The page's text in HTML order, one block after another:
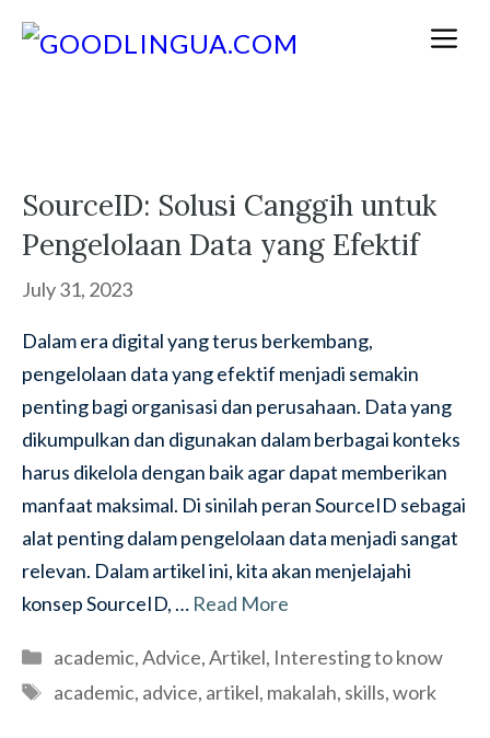
SourceID: Solusi Canggih untuk
Pengelolaan Data yang Efektif
July 31, 2023
Dalam era digital yang terus berkembang,
pengelolaan data yang efektif menjadi semakin
penting bagi organisasi dan perusahaan. Data yang
dikumpulkan dan digunakan dalam berbagai konteks
harus dikelola dengan baik agar dapat memberikan
manfaat maksimal. Di sinilah peran SourceID sebagai
alat penting dalam pengelolaan data menjadi sangat
relevan. Dalam artikel ini, kita akan menjelajahi
konsep SourceID, … Read More
Categories
academic,Advice,Artikel, Interesting to know
Tags
academic, advice, artikel, makalah, skills,work